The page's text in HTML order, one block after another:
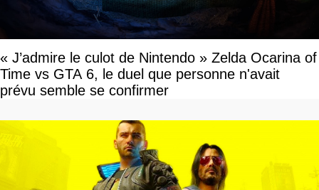
« J’admire le culot de Nintendo » Zelda Ocarina of
Time vs GTA 6, le duel que personne n'avait
prévu semble se confirmer